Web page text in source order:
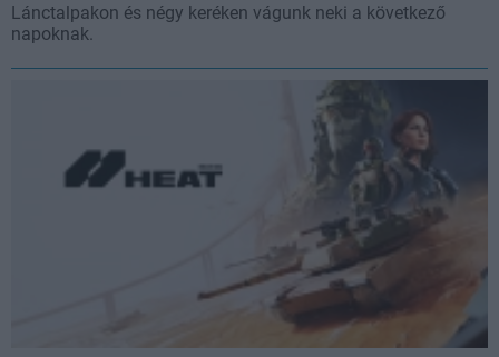
Lánctalpakon és négy keréken vágunk neki a következő
napoknak.